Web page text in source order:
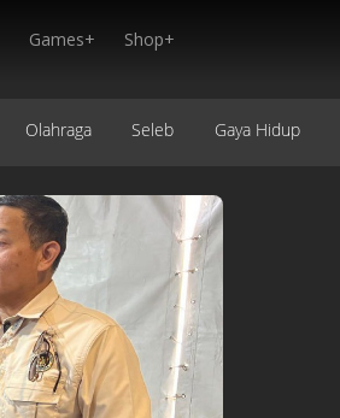
Games+ Shop+
Olahraga Seleb Gaya Hidup